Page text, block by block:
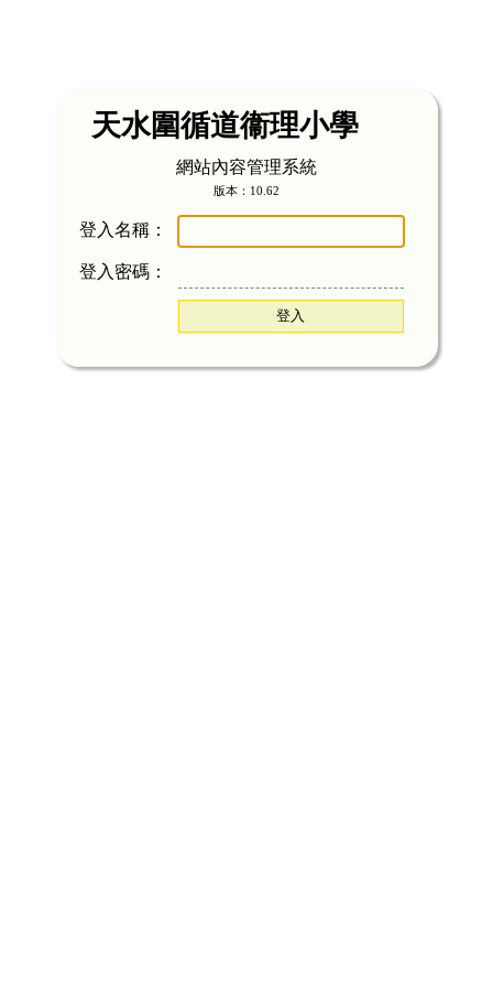
天水圍循道衞理小學
網站內容管理系統
版本：10.62
登入名稱：
登入密碼：